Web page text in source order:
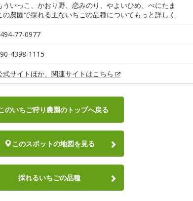
ういっこ、かおり野、恋みのり、やよいひめ、べにたま
の農園で採れる主ないちごの品種についてもっと詳しく
77-0977
4398-1115
式サイトほか、関連サイトはこちら
のいちご狩り農園のトップへ戻る
このスポットの地図を見る
採れるいちごの品種